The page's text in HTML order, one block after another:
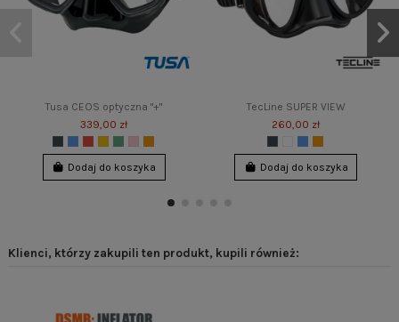
Tusa CEOS optyczna "+"
339,00 zł
Dodaj do koszyka
TecLine SUPER VIEW
260,00 zł
Dodaj do koszyka
Klienci, którzy zakupili ten produkt, kupili również: